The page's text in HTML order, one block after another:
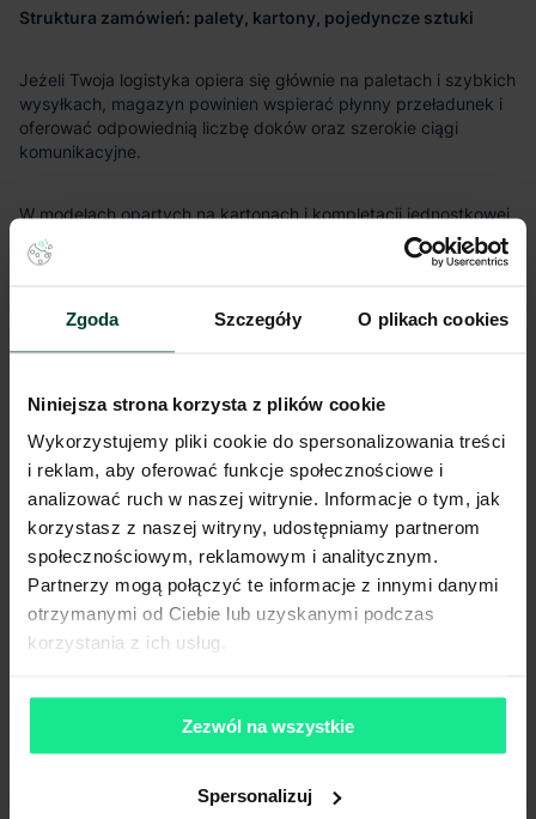
Zgoda Szczegóły O plikach cookies
Niniejsza strona korzysta z plików cookie
Wykorzystujemy pliki cookie do spersonalizowania treści
i reklam, aby oferować funkcje społecznościowe i
analizować ruch w naszej witrynie. Informacje o tym, jak
korzystasz z naszej witryny, udostępniamy partnerom
społecznościowym, reklamowym i analitycznym.
Partnerzy mogą połączyć te informacje z innymi danymi
otrzymanymi od Ciebie lub uzyskanymi podczas
korzystania z ich usług.
Zezwól na wszystkie
Spersonalizuj
Struktura zamówień: palety, kartony, pojedyncze sztuki
Rotacja zapasów: szybka dystrybucja czy długie
składowanie
przestrzenie magazynowe w Piotrkowie Trybunalskim
Liczba SKU i sezonowość: stabilny wolumen czy gwałtowne
piki
przestrzenie
magazynowe w Płocku